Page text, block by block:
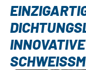
INNOVATIVE